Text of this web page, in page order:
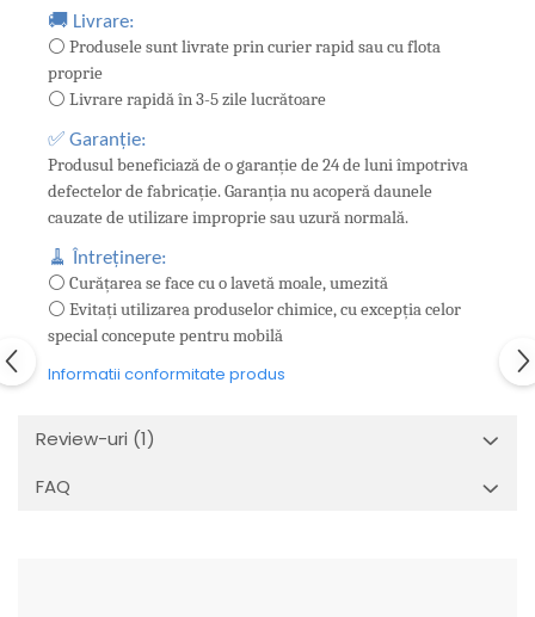
🚚 Livrare:
⚪ Produsele sunt livrate prin curier rapid sau cu flota
proprie
⚪ Livrare rapidă în 3-5 zile lucrătoare
✅ Garanție:
Produsul beneficiază de o garanție de 24 de luni împotriva
defectelor de fabricație. Garanția nu acoperă daunele
cauzate de utilizare improprie sau uzură normală.
🧹 Întreținere:
⚪ Curățarea se face cu o lavetă moale, umezită
⚪ Evitați utilizarea produselor chimice, cu excepția celor
special concepute pentru mobilă
Informatii conformitate produs
Review-uri (1)
FAQ